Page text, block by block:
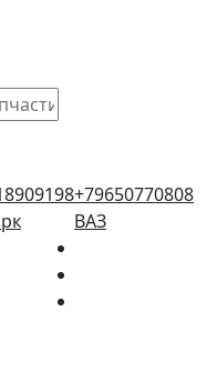
+79650770808
ВАЗ